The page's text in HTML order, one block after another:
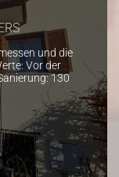
und die
Vor der
130